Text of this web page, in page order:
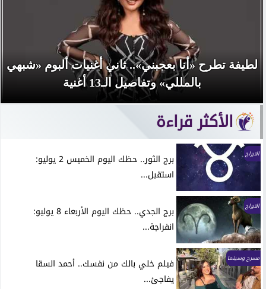
لطيفة تطرح «أنا بعجبني».. ثاني أغنيات ألبوم «شبهي
بالمللي» وتفاصيل الـ13 أغنية
الأكثر قراءة
الابراج
برج الثور.. حظك اليوم الخميس 2 يوليو:
استقبل...
الابراج
برج الجدي.. حظك اليوم الأربعاء 8 يوليو:
انفراجة...
مسرح وسينما
فيلم خلي بالك من نفسك.. أحمد السقا
يفاجئ...